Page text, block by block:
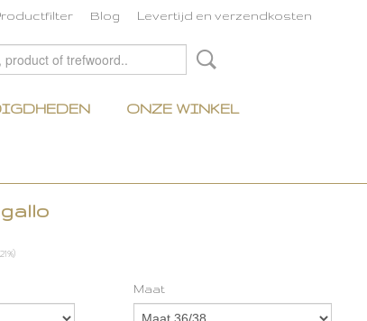
Blog Levertijd en verzendkosten
ONZE WINKEL
Maat